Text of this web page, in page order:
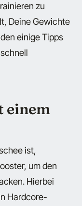
zu
Deine Gewichte
einige Tipps
einem
ist,
um den
Hierbei
Hardcore-